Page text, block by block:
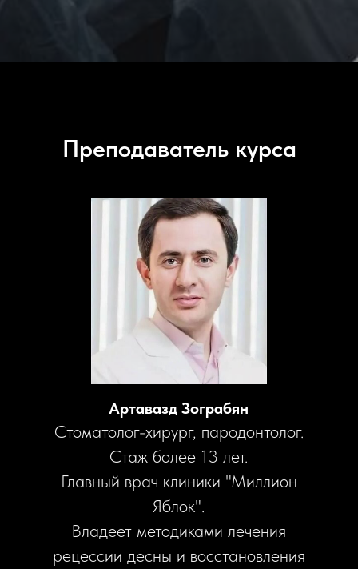
Преподаватель курса
Артавазд Зограбян
Стоматолог-хирург, пародонтолог.
Стаж более 13 лет.
Главный врач клиники "Миллион
Яблок".
Владеет методиками лечения
рецессии десны и восстановления